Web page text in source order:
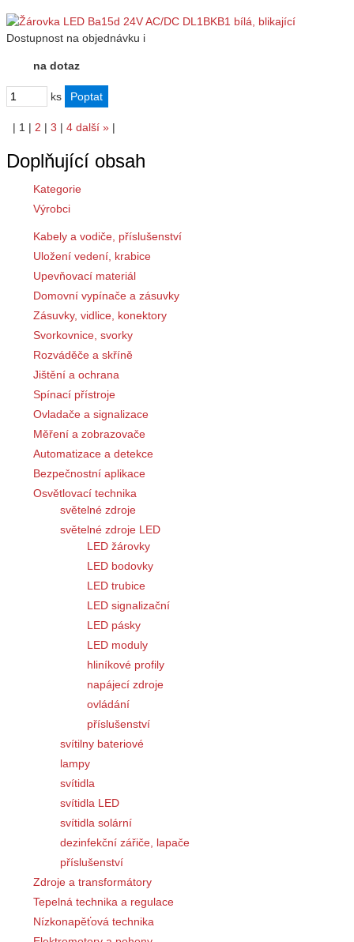
Dostupnost na objednávku i
na dotaz
ks
| 1 | 2 | 3 | 4 další » |
Doplňující obsah
Kategorie
Výrobci
Kabely a vodiče, příslušenství
Uložení vedení, krabice
Upevňovací materiál
Domovní vypínače a zásuvky
Zásuvky, vidlice, konektory
Svorkovnice, svorky
Rozváděče a skříně
Jištění a ochrana
Spínací přístroje
Ovladače a signalizace
Měření a zobrazovače
Automatizace a detekce
Bezpečnostní aplikace
Osvětlovací technika
světelné zdroje
světelné zdroje LED
LED žárovky
LED bodovky
LED trubice
LED signalizační
LED pásky
LED moduly
hliníkové profily
napájecí zdroje
ovládání
příslušenství
svítilny bateriové
lampy
svítidla
svítidla LED
svítidla solární
dezinfekční zářiče, lapače
příslušenství
Zdroje a transformátory
Tepelná technika a regulace
Nízkonapěťová technika